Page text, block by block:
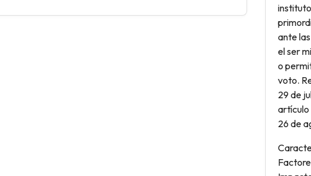
ante
el ser
o
voto.
29 de
artículo
26 de